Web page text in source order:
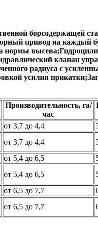
борсодержащей
привод на каждый
клапан
радиуса с
усилия
Производительность, га/
час
от 3,7 до 4,4
от 3,7 до 4,4
от 5,4 до 6,5
от 5,4 до 6,5
от 6,5 до 7,7
от 6,5 до 7,7